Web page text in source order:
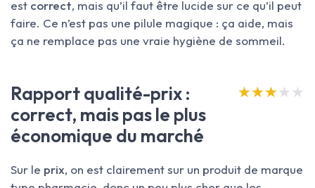
est correct, mais qu’il faut être lucide sur ce qu’il peut
faire. Ce n’est pas une pilule magique : ça aide, mais
ça ne remplace pas une vraie hygiène de sommeil.
Rapport qualité-prix :
correct, mais pas le plus
économique du marché
★★★★★
★★★★★
Sur le prix, on est clairement sur un produit de marque